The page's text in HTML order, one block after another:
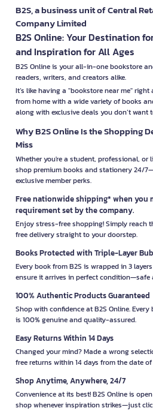
B2S, a business unit of Central
Company Limited
B2S Online: Your Destination
and Inspiration for All Ages
B2S Online is your all-in-one bookstore
readers, writers, and creators alike.
It’s like having a "bookstore near me"
from home with a wide variety of books
along with exclusive deals you don’t want
Why B2S Online Is the Shopping
Miss
Whether you're a student, professional, or
shop premium books and stationery 24/
exclusive member perks.
Free nationwide shipping* when you
requirement set by the company.
Enjoy stress-free shopping! Simply reach
free delivery straight to your doorstep.
Books Protected with Triple-Layer
Every book from B2S is wrapped in 3
ensure it arrives in perfect condition—safe
100% Authentic Products Guaranteed
Shop with confidence at B2S Online.
is 100% genuine and quality-assured.
Easy Returns Within 14 Days
Changed your mind? Made a wrong
free returns within 14 days from the date
Shop Anytime, Anywhere, 24/7
Convenience at its best! B2S Online is
shop whenever inspiration strikes—just